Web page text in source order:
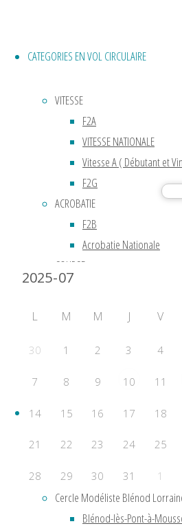
CATEGORIES EN VOL CIRCULAIRE
VITESSE
F2A
VITESSE NATIONALE
Vitesse A ( Débutant et
F2G
ACROBATIE
F2B
Acrobatie Nationale
COURSE
F2D
Clubs
Aéro Model Club du Limousin
Cercle Modéliste Blénod
Blénod-lès-Pont-à-
Calendrier 2024
L M M J V
30 1 2 3 4
7 8 9 10 11
14 15 16 17 18
21 22 23 24 25
28 29 30 31 1